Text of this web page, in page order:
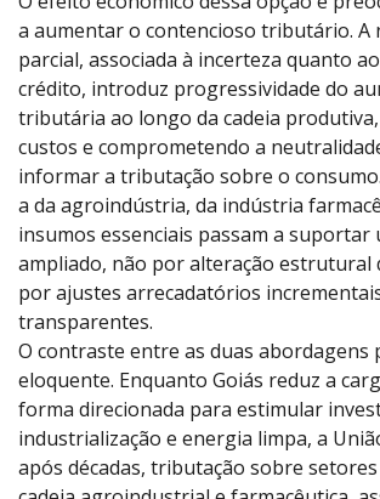
a aumentar o contencioso tributário. A
parcial, associada à incerteza quanto
crédito, introduz progressividade do
tributária ao longo da cadeia
custos e comprometendo a
informar a tributação sobre o
a da agroindústria, da indústria
insumos essenciais passam a suportar
ampliado, não por alteração estrutural
por ajustes arrecadatórios
transparentes.
O contraste entre as duas abordagens
eloquente. Enquanto Goiás reduz a
forma direcionada para estimular
industrialização e energia limpa, a
após décadas, tributação sobre